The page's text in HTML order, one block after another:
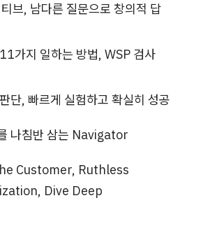
브, 남다른 질문으로 창의적 답
가지 일하는 방법, WSP 검사
단, 빠르게 실험하고 확실히 성공
나침반 삼는 Navigator
Customer, Ruthless
Dive Deep